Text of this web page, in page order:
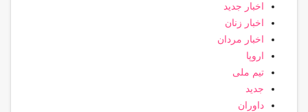
اخبار جدید
اخبار زنان
اخبار مردان
اروپا
تیم ملی
جدید
داوران